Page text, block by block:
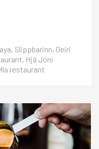
Slippbarinn, Geiri
Hjá Jóni
restaurant